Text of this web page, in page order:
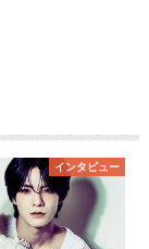
インタビュー